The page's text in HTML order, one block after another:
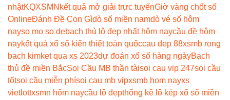
nhậtKQXSMN kết quả mở giải trực tuyếnGiờ vàng chốt số
OnlineĐánh Đề Con Gìdò số miền namdò vé số hôm
nayso mo so debach thủ lô đẹp nhất hôm naycầu đề hôm
naykết quả xổ số kiến thiết toàn quốccau dep 88xsmb rong
bach kimket qua xs 2023dự đoán xổ số hàng ngàyBạch
thủ đề miền BắcSoi Cầu MB thần tàisoi cau vip 247soi cầu
tốtsoi cầu miễn phísoi cau mb vipxsmb hom nayxs
vietlottxsmn hôm naycầu lô đẹpthống kê lô kép xổ số miền